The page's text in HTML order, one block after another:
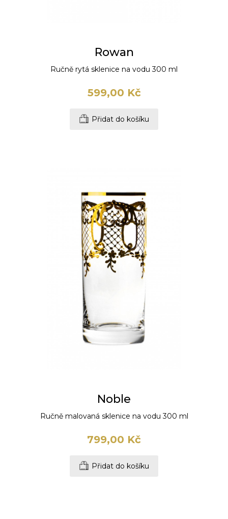
Rowan
Ručně rytá sklenice na vodu 300 ml
599,00 Kč
Přidat do košíku
Noble
Ručně malovaná sklenice na vodu 300 ml
799,00 Kč
Přidat do košíku